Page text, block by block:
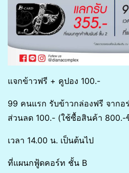
แจกข้าวฟรี + คูปอง 100.-
99 คนแรก รับข้าวกล่องฟรี จากอ
ส่วนลด 100.- (ใช้ซื้อสินค้า 800.-
เวลา 14.00 น. เป็นต้นไป
ที่แผนกฟู้ดคอร์ท ชั้น B